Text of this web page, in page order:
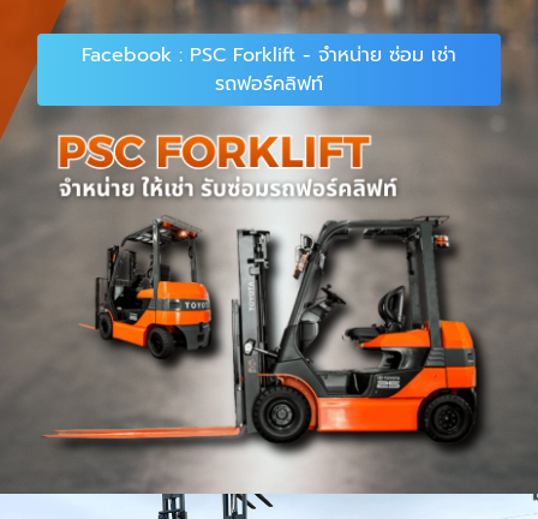
Facebook : PSC Forklift - จำหน่าย ซ่อม เช่า
รถฟอร์คลิฟท์